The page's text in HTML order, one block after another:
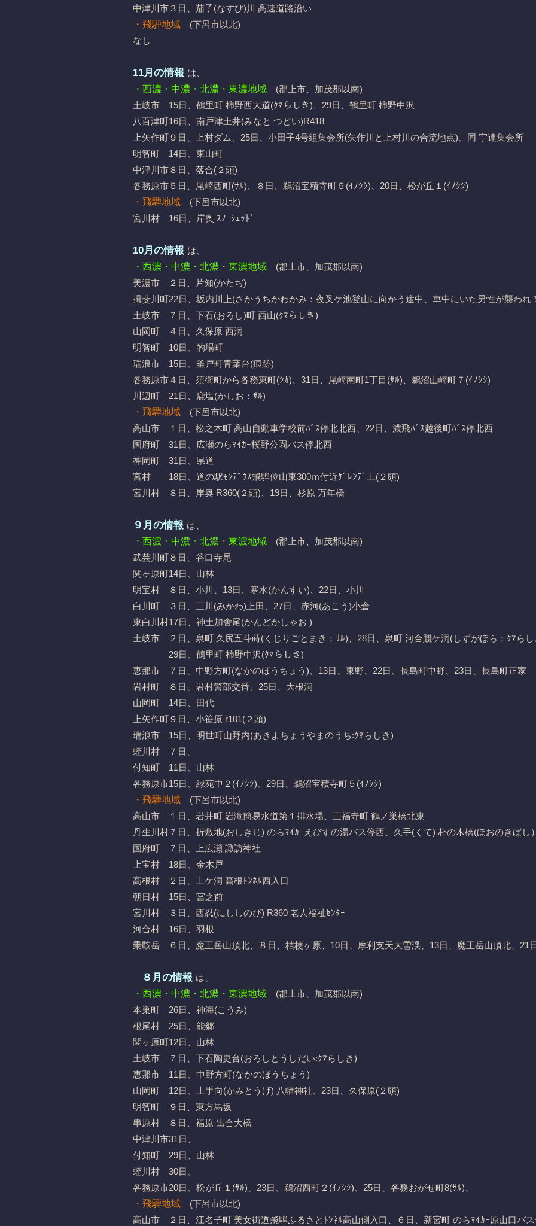
中津川市３日、茄子(なすび)川 高速道路沿い
・飛騨地域 (下呂市以北)
なし
11月の情報 は、
・西濃・中濃・北濃・東濃地域 (郡上市、加茂郡以南)
土岐市 15日、鶴里町 柿野西大道(ｸﾏらしき)、29日、鶴里町 柿野中沢
八百津町16日、南戸津土井(みなと つどい)R418
上矢作町９日、上村ダム、25日、小田子4号組集会所(矢作川と上村川の合流地点)、同 宇連集会所
明智町 14日、東山町
中津川市８日、落合(２頭)
各務原市５日、尾崎西町(ｻﾙ)、８日、鵜沼宝積寺町５(ｲﾉｼｼ)、20日、松が丘１(ｲﾉｼｼ)
・飛騨地域 (下呂市以北)
宮川村 16日、岸奥 ｽﾉｰｼｪｯﾄﾞ
10月の情報 は、
・西濃・中濃・北濃・東濃地域 (郡上市、加茂郡以南)
美濃市 ２日、片知(かたぢ)
揖斐川町22日、坂内川上(さかうちかわかみ：夜叉ケ池登山に向かう途中、車中にいた男性が襲われ
土岐市 ７日、下石(おろし)町 西山(ｸﾏらしき)
山岡町 ４日、久保原 西洞
明智町 10日、的場町
瑞浪市 15日、釜戸町青葉台(痕跡)
各務原市４日、須衛町から各務東町(ｼｶ)、31日、尾崎南町1丁目(ｻﾙ)、鵜沼山崎町７(ｲﾉｼｼ)
川辺町 21日、鹿塩(かしお：ｻﾙ)
・飛騨地域 (下呂市以北)
高山市 １日、松之木町 高山自動車学校前ﾊﾞｽ停北北西、22日、濃飛ﾊﾞｽ越後町ﾊﾞｽ停北西
国府町 31日、広瀬のらﾏｲｶｰ桜野公園バス停北西
神岡町 31日、県道
宮村 18日、道の駅ﾓﾝﾃﾞｳｽ飛騨位山東300ｍ付近ｹﾞﾚﾝﾃﾞ上(２頭)
宮川村 ８日、岸奥 R360(２頭)、19日、杉原 万年橋
９月の情報 は、
・西濃・中濃・北濃・東濃地域 (郡上市、加茂郡以南)
武芸川町８日、谷口寺尾
関ヶ原町14日、山林
明宝村 ８日、小川、13日、寒水(かんすい)、22日、小川
白川町 ３日、三川(みかわ)上田、27日、赤河(あこう)小倉
東白川村17日、神土加舎尾(かんどかしゃお )
土岐市 ２日、泉町 久尻五斗蒔(くじりごとまき；ｻﾙ)、28日、泉町 河合賤ケ洞(しずがほら；ｸﾏらし
29日、鶴里町 柿野中沢(ｸﾏらしき)
恵那市 ７日、中野方町(なかのほうちょう)、13日、東野、22日、長島町中野、23日、長島町正家
岩村町 ８日、岩村警部交番、25日、大根洞
山岡町 14日、田代
上矢作町９日、小笹原 r101(２頭)
瑞浪市 15日、明世町山野内(あきよちょうやまのうち:ｸﾏらしき)
蛭川村 ７日、
付知町 11日、山林
各務原市15日、緑苑中２(ｲﾉｼｼ)、29日、鵜沼宝積寺町５(ｲﾉｼｼ)
・飛騨地域 (下呂市以北)
高山市 １日、岩井町 岩滝簡易水道第１排水場、三福寺町 鶴ノ巣橋北東
丹生川村７日、折敷地(おしきじ) のらﾏｲｶｰえびすの湯バス停西、久手(くて) 朴の木橋(ほおのきばし
国府町 ７日、上広瀬 諏訪神社
上宝村 18日、金木戸
高根村 ２日、上ケ洞 高根ﾄﾝﾈﾙ西入口
朝日村 15日、宮之前
宮川村 ３日、西忍(にししのび) R360 老人福祉ｾﾝﾀｰ
河合村 16日、羽根
乗鞍岳 ６日、魔王岳山頂北、８日、桔梗ヶ原、10日、摩利支天大雪渓、13日、魔王岳山頂北、21
８月の情報 は、
・西濃・中濃・北濃・東濃地域 (郡上市、加茂郡以南)
本巣町 26日、神海(こうみ)
根尾村 25日、能郷
関ヶ原町12日、山林
土岐市 ７日、下石陶史台(おろしとうしだい:ｸﾏらしき)
恵那市 11日、中野方町(なかのほうちょう)
山岡町 12日、上手向(かみとうげ) 八幡神社、23日、久保原(２頭)
明智町 ９日、東方馬坂
串原村 ８日、福原 出合大橋
中津川市31日、
付知町 29日、山林
蛭川村 30日、
各務原市20日、松が丘１(ｻﾙ)、23日、鵜沼西町２(ｲﾉｼｼ)、25日、各務おがせ町8(ｻﾙ)、
・飛騨地域 (下呂市以北)
高山市 ２日、江名子町 美女街道飛騨ふるさとﾄﾝﾈﾙ高山側入口、６日、新宮町 のらﾏｲｶｰ原山口バ